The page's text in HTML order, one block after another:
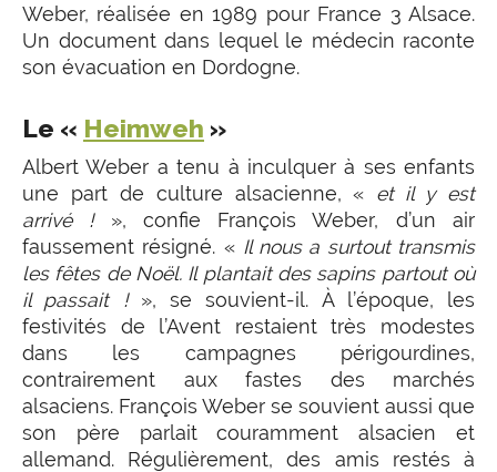
Weber, réalisée en 1989 pour France 3 Alsace.
Un document dans lequel le médecin raconte
son évacuation en Dordogne.
Le « Heimweh »
Albert Weber a tenu à inculquer à ses enfants
une part de culture alsacienne, « et il y est
arrivé
!», confie François Weber, d’un air
faussement résigné. « Il nous a surtout transmis
les fêtes de Noël. Il plantait des sapins partout où
il passait
!», se souvient-il. À l’époque, les
festivités de l’Avent restaient très modestes
dans les campagnes périgourdines,
contrairement aux fastes des marchés
alsaciens. François Weber se souvient aussi que
son père parlait couramment alsacien et
allemand. Régulièrement, des amis restés à